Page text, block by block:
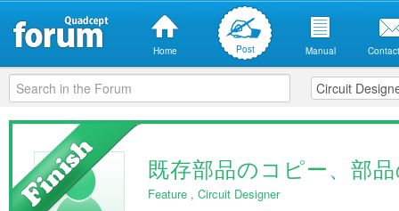
Home Post Manual
既存部品のコピー、部
Feature , Circuit Designer